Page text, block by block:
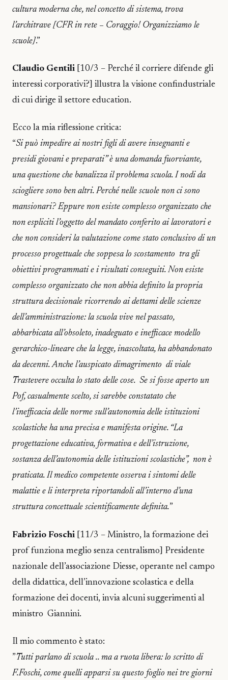
cultura moderna che, nel concetto di sistema, trova
l’architrave [CFR in rete – Coraggio! Organizziamo le
scuole].”
Claudio Gentili [10/3 – Perché il corriere difende gli
interessi corporativi?] illustra la visione confindustriale
di cui dirige il settore education.
Ecco la mia riflessione critica:
“Si può impedire ai nostri figli di avere insegnanti e
presidi giovani e preparati” è una domanda fuorviante,
una questione che banalizza il problema scuola. I nodi da
sciogliere sono ben altri. Perché nelle scuole non ci sono
mansionari? Eppure non esiste complesso organizzato che
non espliciti l’oggetto del mandato conferito ai lavoratori e
che non consideri la valutazione come stato conclusivo di un
processo progettuale che soppesa lo scostamento tra gli
obiettivi programmati e i risultati conseguiti. Non esiste
complesso organizzato che non abbia definito la propria
struttura decisionale ricorrendo ai dettami delle scienze
dell’amministrazione: la scuola vive nel passato,
abbarbicata all’obsoleto, inadeguato e inefficace modello
gerarchico-lineare che la legge, inascoltata, ha abbandonato
da decenni. Anche l’auspicato dimagrimento di viale
Trastevere occulta lo stato delle cose. Se si fosse aperto un
Pof, casualmente scelto, si sarebbe constatato che
l’inefficacia delle norme sull’autonomia delle istituzioni
scolastiche ha una precisa e manifesta origine. “La
progettazione educativa, formativa e dell’istruzione,
sostanza dell’autonomia delle istituzioni scolastiche”, non è
praticata. Il medico competente osserva i sintomi delle
malattie e li interpreta riportandoli all’interno d’una
struttura concettuale scientificamente definita.”
Fabrizio Foschi [11/3 – Ministro, la formazione dei
prof funziona meglio senza centralismo] Presidente
nazionale dell’associazione Diesse, operante nel campo
della didattica, dell’innovazione scolastica e della
formazione dei docenti, invia alcuni suggerimenti al
ministro Giannini.
Il mio commento è stato:
”Tutti parlano di scuola .. ma a ruota libera: lo scritto di
F.Foschi, come quelli apparsi su questo foglio nei tre giorni